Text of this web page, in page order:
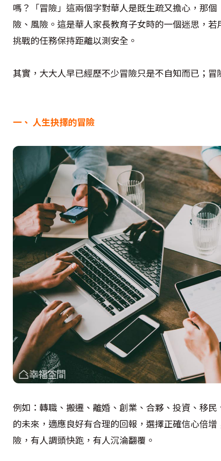
嗎？「冒險」這兩個字對華人是既生疏又擔心，那
險、風險。這是華人家長教育子女時的一個迷思，
挑戰的任務保持距離以測安全。
其實，大大人早已經歷不少冒險只是不自知而已；
一、 人生抉擇的冒險
例如：轉職、搬遷、離婚、創業、合夥、投資、移
的未來，適應良好有合理的回報，選擇正確信心倍
險，有人調頭快跑，有人沉淪翻覆。